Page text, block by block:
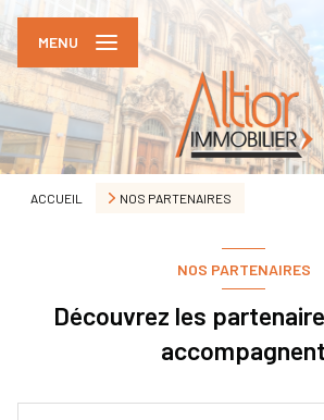
MENU
ACCUEIL NOS PARTENAIRES
NOS PARTENAIRES
Découvrez les
accompagnent